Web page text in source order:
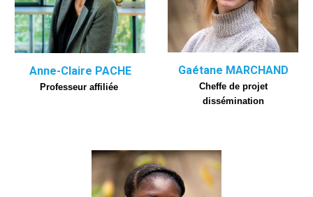
Anne-Claire PACHE
Professeur affiliée
Gaétane MARCHAND
Cheffe de projet
dissémination